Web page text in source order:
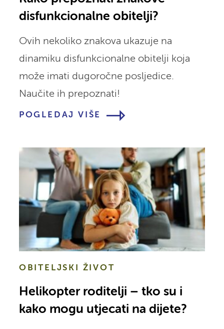
disfunkcionalne obitelji?
Ovih nekoliko znakova ukazuje na
dinamiku disfunkcionalne obitelji koja
može imati dugoročne posljedice.
Naučite ih prepoznati!
POGLEDAJ VIŠE
OBITELJSKI ŽIVOT
Helikopter roditelji – tko su i
kako mogu utjecati na dijete?